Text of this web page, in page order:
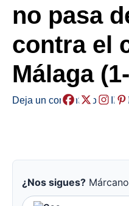
no pasa
contra el
Málaga
Deja un comentario /
¿Nos sigues?